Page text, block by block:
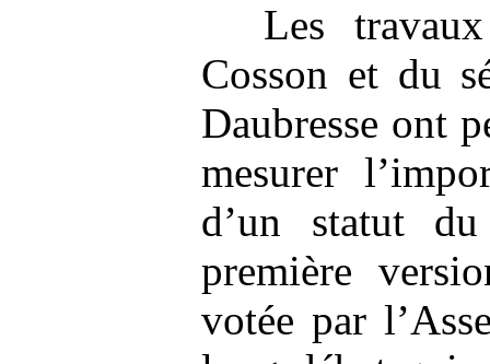
Les
Cosson et du
Daubresse ont
mesurer
d’un statut
première
votée par